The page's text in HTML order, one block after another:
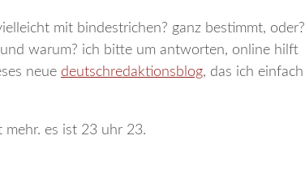
mit bindestrichen? ganz bestimmt, oder?
warum? ich bitte um antworten, online hilft
neue deutschredaktionsblog, das ich einfach
mehr. es ist 23 uhr 23.